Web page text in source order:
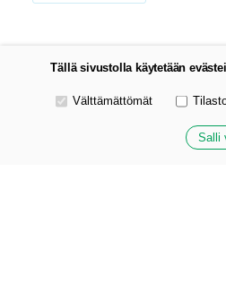
Tällä sivustolla käytetään
Valitse käytettävät evästeet
Välttämättömät
Salli